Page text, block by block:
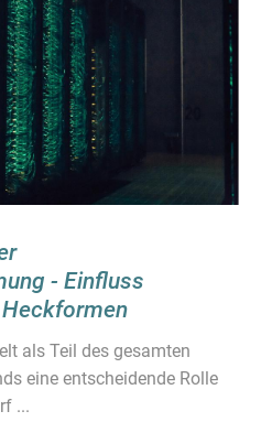
- Einfluss
als Teil des gesamten
eine entscheidende Rolle
...